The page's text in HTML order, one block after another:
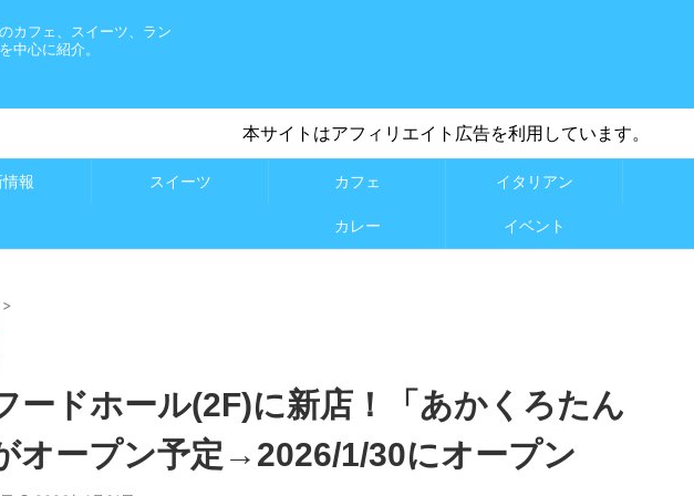
カフェ、スイーツ、ラン
中心に紹介。
本サイトはアフィリエイト広告を利用しています。
報 スイーツ カフェ イタリアン
カレー イベント
>
ードホール(2F)に新店！「あかくろたん
オープン予定→2026/1/30にオープン